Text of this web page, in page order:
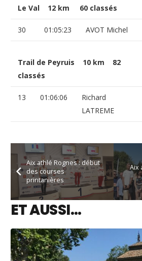
Le Val 12 km 60 classés
30 01:05:23 AVOT Michel
Trail de Peyruis 10 km 82
classés
13 01:06:06
Richard
LATREME
Aix athlé Rognes : début
des courses
printanières
Aix
ET AUSSI…